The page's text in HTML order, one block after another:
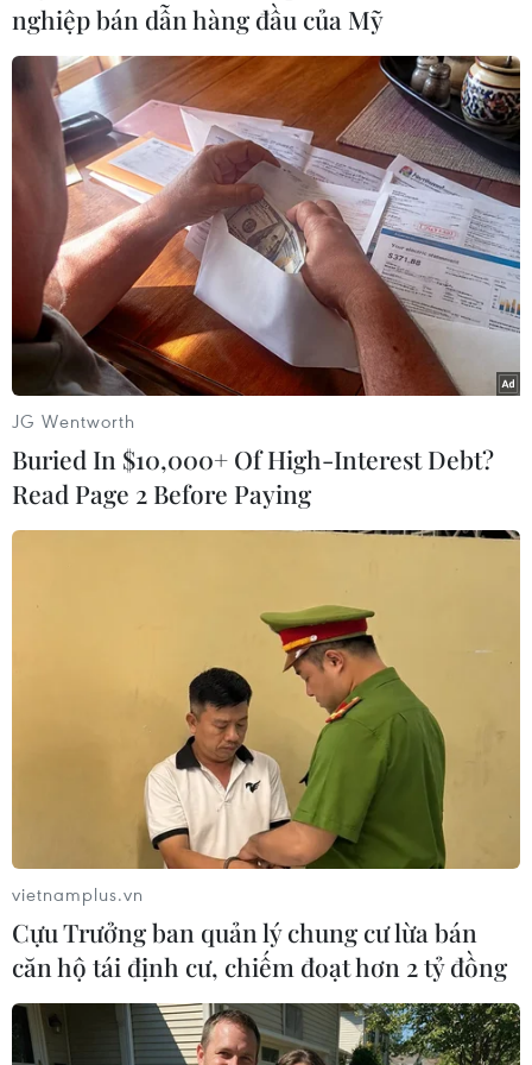
đi nước ngoài
Phòng An ninh Điều tra và Phòng
Quản lý xuất nhập cảnh phối hợp
bắt giữ Từ Văn Sinh tại thị trấn Lai
Cách, huyện Cẩm Giàng khi đối
tượng này đang tổ chức đưa hai
người trốn sang Trung Quốc.
(TTXVN/Vietnam+)
#Tổ chức cho người khác trốn đi nước ngoài
#Công an tỉnh Hà Giang
#Phù Thị Nguyệt
#chiếm đoạt tiền
#Hà Giang
#Campuchia
Tuyên Quang
Theo dõi VietnamPlus
nghiệp bán dẫn hàng đầu của Mỹ
JG Wentworth
Buried In $10,000+ Of High-Interest Debt?
Read Page 2 Before Paying
vietnamplus.vn
Cựu Trưởng ban quản lý chung cư lừa bán
căn hộ tái định cư, chiếm đoạt hơn 2 tỷ đồng